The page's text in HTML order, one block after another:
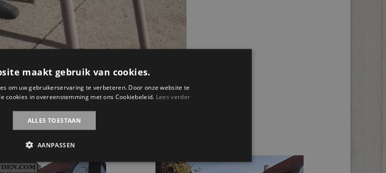
maakt gebruik van cookies.
om uw gebruikerservaring te verbeteren. Door onze website te
cookies in overeenstemming met ons Cookiebeleid. Lees verder
ALLES TOESTAAN
AANPASSEN